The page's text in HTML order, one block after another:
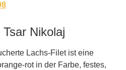
Nikolaj
Lachs-Filet ist eine
rot in der Farbe, festes,